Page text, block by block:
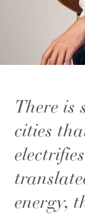
There is
cities
energy,